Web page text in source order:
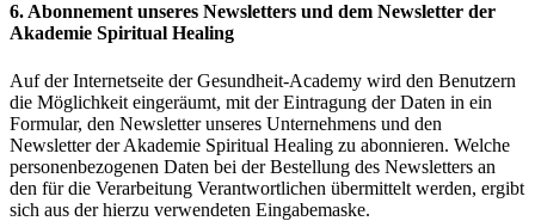
6. Abonnement unseres Newsletters und dem Newsletter der
Akademie Spiritual Healing
Auf der Internetseite der Gesundheit-Academy wird den Benutzern
die Möglichkeit eingeräumt, mit der Eintragung der Daten in ein
Formular, den Newsletter unseres Unternehmens und den
Newsletter der Akademie Spiritual Healing zu abonnieren. Welche
personenbezogenen Daten bei der Bestellung des Newsletters an
den für die Verarbeitung Verantwortlichen übermittelt werden, ergibt
sich aus der hierzu verwendeten Eingabemaske.